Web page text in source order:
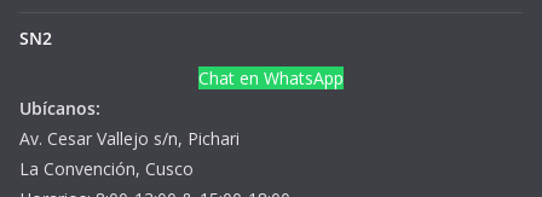
SN2
Chat en WhatsApp
Ubícanos:
Av. Cesar Vallejo s/n, Pichari
La Convención, Cusco